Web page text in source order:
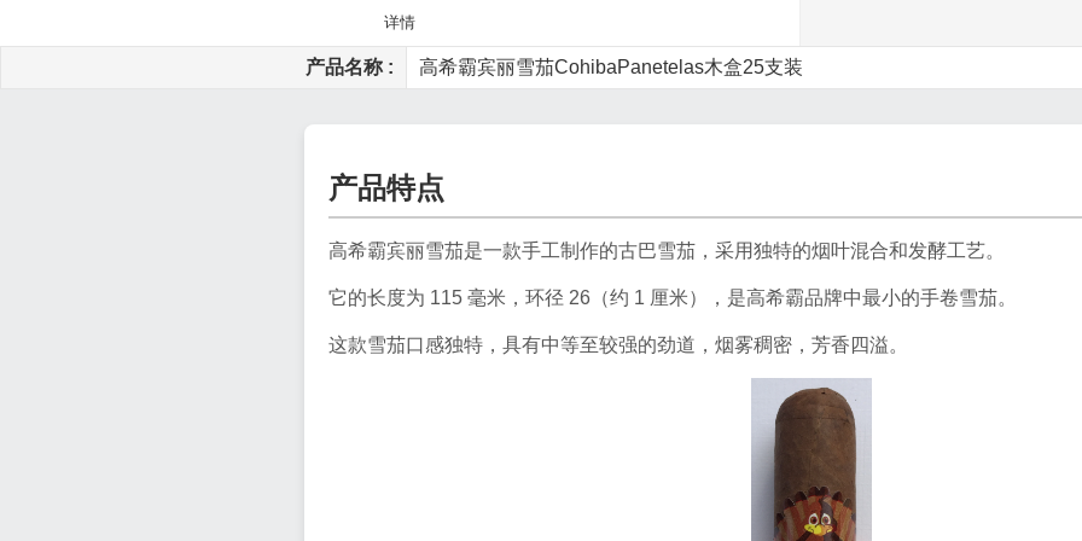
详情
产品名称 : 高希霸宾丽雪茄CohibaPanetelas木盒25支装
产品特点
高希霸宾丽雪茄是一款手工制作的古巴雪茄，采用独特的烟叶混合和发酵工艺。
它的长度为 115 毫米，环径 26（约 1 厘米），是高希霸品牌中最小的手卷雪茄。
这款雪茄口感独特，具有中等至较强的劲道，烟雾稠密，芳香四溢。